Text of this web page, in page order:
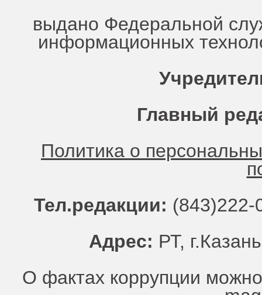
выдано Федеральной
информационных
Главный
Политика о
Тел.редакции:
Адрес: РТ,
О фактах коррупции